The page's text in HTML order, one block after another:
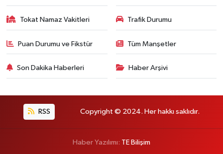
Tokat Namaz Vakitleri Trafik Durumu
Puan Durumu ve Fikstür Tüm Manşetler
Son Dakika Haberleri Haber Arşivi
RSS Copyright © 2024. Her hakkı saklıdır.
Haber Yazılımı: TE Bilişim